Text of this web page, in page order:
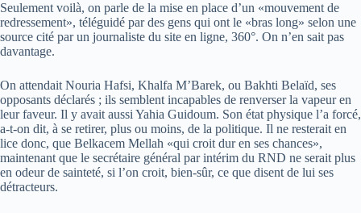
Seulement voilà, on parle de la mise en place d’un «mouvement de
redressement», téléguidé par des gens qui ont le «bras long» selon une
source cité par un journaliste du site en ligne, 360°. On n’en sait pas
davantage.
On attendait Nouria Hafsi, Khalfa M’Barek, ou Bakhti Belaïd, ses
opposants déclarés ; ils semblent incapables de renverser la vapeur en
leur faveur. Il y avait aussi Yahia Guidoum. Son état physique l’a forcé,
a-t-on dit, à se retirer, plus ou moins, de la politique. Il ne resterait en
lice donc, que Belkacem Mellah «qui croit dur en ses chances»,
maintenant que le secrétaire général par intérim du RND ne serait plus
en odeur de sainteté, si l’on croit, bien-sûr, ce que disent de lui ses
détracteurs.